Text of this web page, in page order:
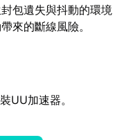
包遺失與抖動的環
來的斷線風險。
UU加速器。